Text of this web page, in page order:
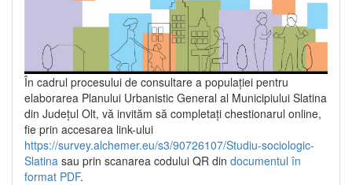
În cadrul procesului de consultare a populaţiei pentru
elaborarea Planului Urbanistic General al Municipiului Slatina
din Județul Olt, vă invităm să completați chestionarul online,
fie prin accesarea link-ului
https://survey.alchemer.eu/s3/90726107/Studiu-sociologic-
Slatina sau prin scanarea codului QR din documentul în
format PDF.